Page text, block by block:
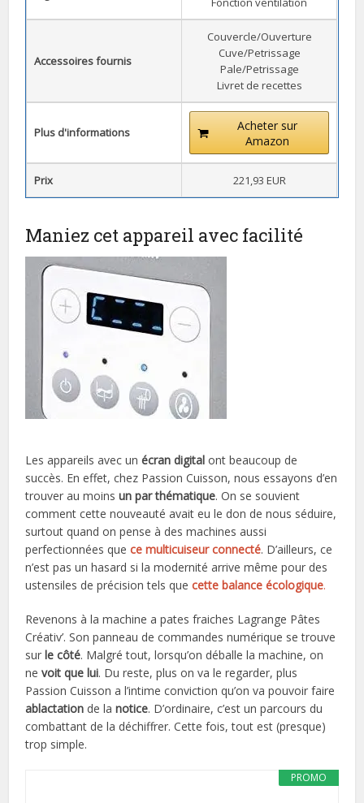
Accessoires fournis
Couvercle/Ouverture
Cuve/Petrissage
Pale/Petrissage
Livret de recettes
Plus d'informations
Acheter sur
Amazon
Prix 221,93 EUR
Maniez cet appareil avec facilité
Les appareils avec unécran digital ont beaucoup de
succès. En effet, chez Passion Cuisson, nous essayons d’en
trouver au moinsun par thématique. On se souvient
comment cette nouveauté avait eu le don de nous séduire,
surtout quand on pense à des machines aussi
perfectionnées quece multicuiseur connecté. D’ailleurs, ce
n’est pas un hasard si la modernité arrive même pour des
ustensiles de précision tels que cette balance écologique.
Revenons à la machine a pates fraiches Lagrange Pâtes
Créativ’. Son panneau de commandes numérique se trouve
sur le côté. Malgré tout, lorsqu’on déballe la machine, on
ne voit que lui. Du reste, plus on va le regarder, plus
Passion Cuisson a l’intime conviction qu’on va pouvoir faire
ablactation de lanotice. D’ordinaire, c’est un parcours du
combattant de la déchiffrer. Cette fois, tout est (presque)
trop simple.
PROMO